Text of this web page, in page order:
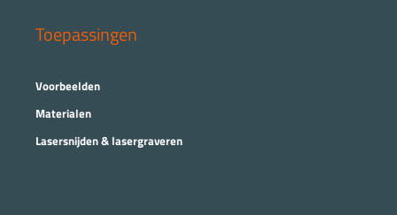
Toepassingen
Voorbeelden
Materialen
Lasersnijden & lasergraveren